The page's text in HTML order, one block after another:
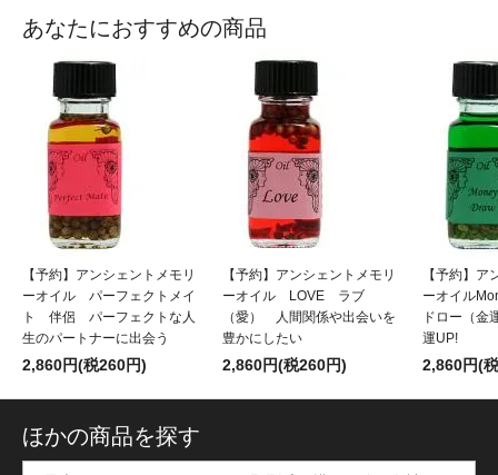
あなたにおすすめの商品
【予約】アンシェントメモリ
ーオイル パーフェクトメイ
ト 伴侶 パーフェクトな人
生のパートナーに出会う
2,860円(税260円)
【予約】アンシェントメモリ
ーオイル LOVE ラブ
（愛） 人間関係や出会いを
豊かにしたい
2,860円(税260円)
【予約】ア
ーオイル
ドロー（金
運UP!
2,860円(
ほかの商品を探す